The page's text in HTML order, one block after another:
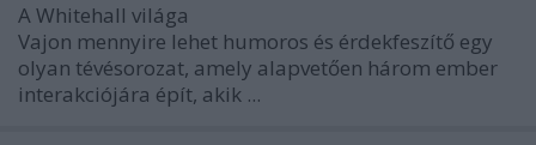
A Whitehall világa
Vajon mennyire lehet humoros és érdekfeszítő egy
olyan tévésorozat, amely alapvetően három ember
interakciójára épít, akik ...